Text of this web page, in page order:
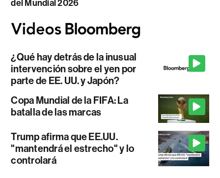
del Mundial 2026
¿Qué hay detrás de la inusual
intervención sobre el yen por
parte de EE. UU. y Japón?
Copa Mundial de la FIFA: La
batalla de las marcas
Trump afirma que EE.UU.
"mantendrá el estrecho" y lo
controlará